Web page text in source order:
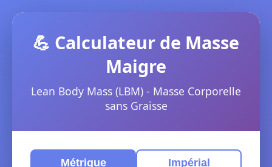
💪 Calculateur de Masse
Maigre
Lean Body Mass (LBM) - Masse Corporelle
sans Graisse
Métrique Impérial